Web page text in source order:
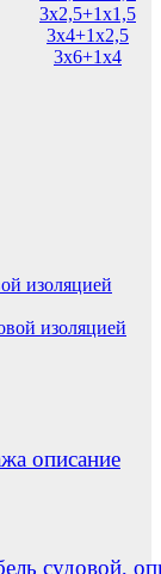
3х2,5+1х1,5
3х4+1х2,5
3х6+1х4
изоляцией
изоляцией
описание
судовой,